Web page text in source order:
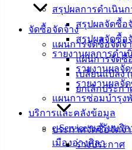
สรุปผลการดำเนิน
สรุปผลจัดซื้อ
สรุปผลจัดซื้อ
รายงานผลการดำ
รายงานผลจั
รายงานผลจั
แผนการซ่อมบำรุง
บริการและคลังข้อมูล
e-Service ขอรับบริ
เมืองอ่างศิลา
จัดซื้อจัดจ้าง
แผนการจัดซื้อจัดจ้
แผนการจัดซื้
เปลี่ยนแปลง
ยกเลิกประก
ประกาศจัดซื้อจัดจ้
ร่างประกาศ
ติดต่อ
เทศบาล
ประวัติ
เทศบาล
ผู้บริหาร